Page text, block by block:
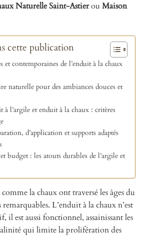
Naturelle Saint-Astierou Maison
cette publication
et contemporaines de l’enduit à la chaux
naturelle pour des ambiances douces et
l’argile et enduit à la chaux : critères
d’application et supports adaptés
budget : les atouts durables de l’argile et
la chaux ont traversé les âges du
L’enduit à la chaux n’est
il est aussi fonctionnel, assainissant les
qui limite la prolifération des